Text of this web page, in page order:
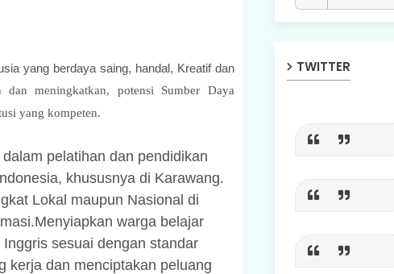
yang berdaya saing, handal, Kreatif dan
dan meningkatkan, potensi Sumber Daya
yang kompeten.
pelatihan dan pendidikan
khususnya di Karawang.
Lokal maupun Nasional di
warga belajar
sesuai dengan standar
kerja dan menciptakan peluang
TWITTER